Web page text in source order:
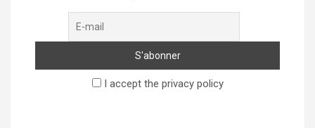
I accept the privacy policy